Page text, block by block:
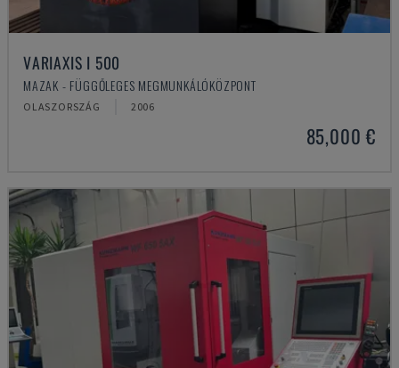
VARIAXIS I 500
MAZAK - FÜGGŐLEGES MEGMUNKÁLÓKÖZPONT
OLASZORSZÁG 2006
85,000 €